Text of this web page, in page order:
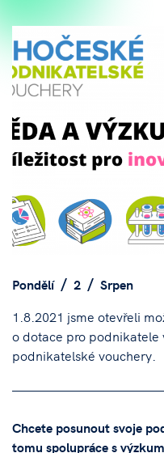
Pondělí 2
Srpen
1.8.2021 jsme otevřeli
o dotace pro podnikatele
podnikatelské vouchery.
Chcete posunout svoje
tomu spolupráce s